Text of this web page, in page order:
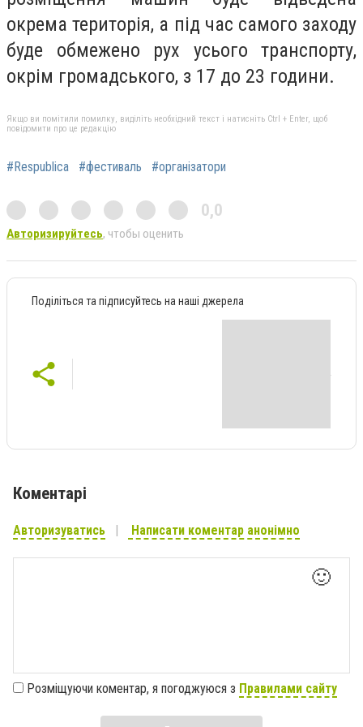
окрема територія, а під час самого заходу
буде обмежено рух усього транспорту,
окрім громадського, з 17 до 23 години.
Якщо ви помітили помилку, виділіть необхідний текст і натисніть Ctrl + Enter, щоб
повідомити про це редакцію
#Respublica #фестиваль #організатори
0,0
Авторизируйтесь, чтобы оценить
Поділіться та підписуйтесь на наші джерела
Коментарі
Авторизуватись Написати коментар анонімно
🙂
Розміщуючи коментар, я погоджуюся з Правилами сайту